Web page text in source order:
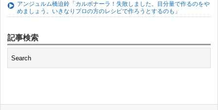
アンジュルム橋迫鈴「カルボナーラ！失敗しました。目分量で作るのをや
めましょう。いきなりプロの方のレシピで作ろうとするのも」
記事検索